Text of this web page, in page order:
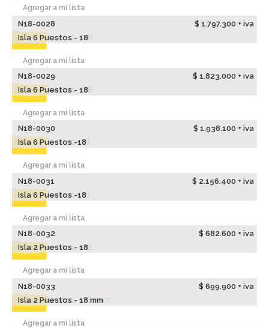
Agregar a mi lista
Nuevo
N18-0028
$ 1.797.300 + iva
Isla 6 Puestos - 18
Agregar a mi lista
Nuevo
N18-0029
$ 1.823.000 + iva
Isla 6 Puestos - 18
Agregar a mi lista
Nuevo
N18-0030
$ 1.938.100 + iva
Isla 6 Puestos -18
Agregar a mi lista
Nuevo
N18-0031
$ 2.156.400 + iva
Isla 6 Puestos -18
Agregar a mi lista
Nuevo
N18-0032
$ 682.600 + iva
Isla 2 Puestos - 18
Agregar a mi lista
Nuevo
N18-0033
$ 699.900 + iva
Isla 2 Puestos - 18 mm
Agregar a mi lista